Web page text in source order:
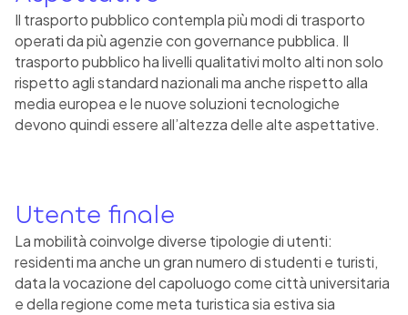
Il trasporto pubblico contempla più modi di trasporto
operati da più agenzie con governance pubblica. Il
trasporto pubblico ha livelli qualitativi molto alti non solo
rispetto agli standard nazionali ma anche rispetto alla
media europea e le nuove soluzioni tecnologiche
devono quindi essere all’altezza delle alte aspettative.
Utente finale
La mobilità coinvolge diverse tipologie di utenti:
residenti ma anche un gran numero di studenti e turisti,
data la vocazione del capoluogo come città universitaria
e della regione come meta turistica sia estiva sia